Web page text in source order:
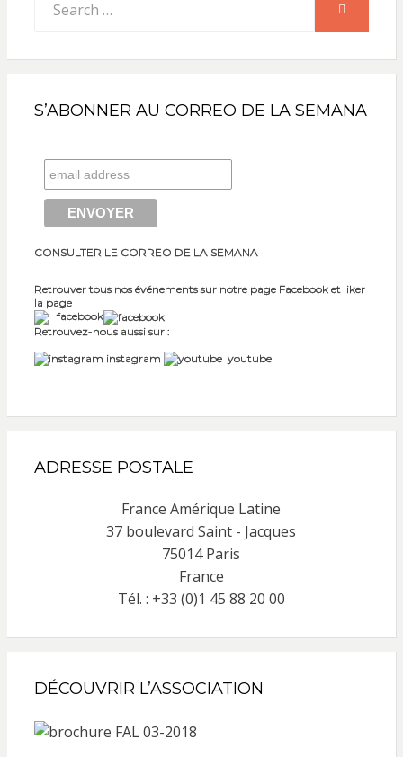
for:
SEARCH
S’ABONNER AU CORREO DE LA SEMANA
CONSULTER LE CORREO DE LA SEMANA
Retrouver tous nos événements sur notre page Facebook et liker
la page
facebook
Retrouvez-nous aussi sur :
instagram
youtube
ADRESSE POSTALE
France Amérique Latine
37 boulevard Saint - Jacques
75014 Paris
France
Tél. : +33 (0)1 45 88 20 00
DÉCOUVRIR L’ASSOCIATION